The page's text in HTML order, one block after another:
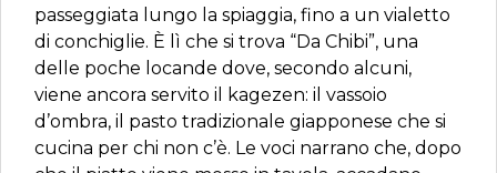
passeggiata lungo la spiaggia, fino a un vialetto
di conchiglie. È lì che si trova “Da Chibi”, una
delle poche locande dove, secondo alcuni,
viene ancora servito il kagezen: il vassoio
d’ombra, il pasto tradizionale giapponese che si
cucina per chi non c’è. Le voci narrano che, dopo